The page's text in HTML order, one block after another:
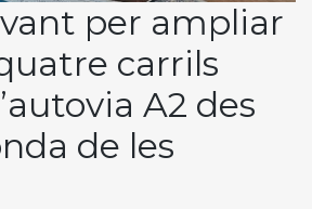
per ampliar
carrils
A2 des
de les